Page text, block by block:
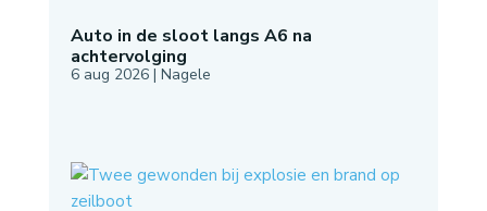
Auto in de sloot langs A6 na
achtervolging
6 aug 2026| Nagele